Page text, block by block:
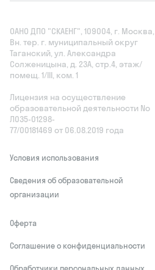
ОАНО ДПО "СКАЕНГ", 109004, г. Москва,
Вн. тер. г. муниципальный округ
Таганский, ул. Александра
Солженицына, д. 23А, стр.4, этаж/
помещ. 1/III, ком. 1
Лицензия на осуществление
образовательной деятельности No
Л035‑01298-
77/00181469 от 06.08.2019 года
Условия использования
Сведения об образовательной
организации
Оферта
Соглашение о конфиденциальности